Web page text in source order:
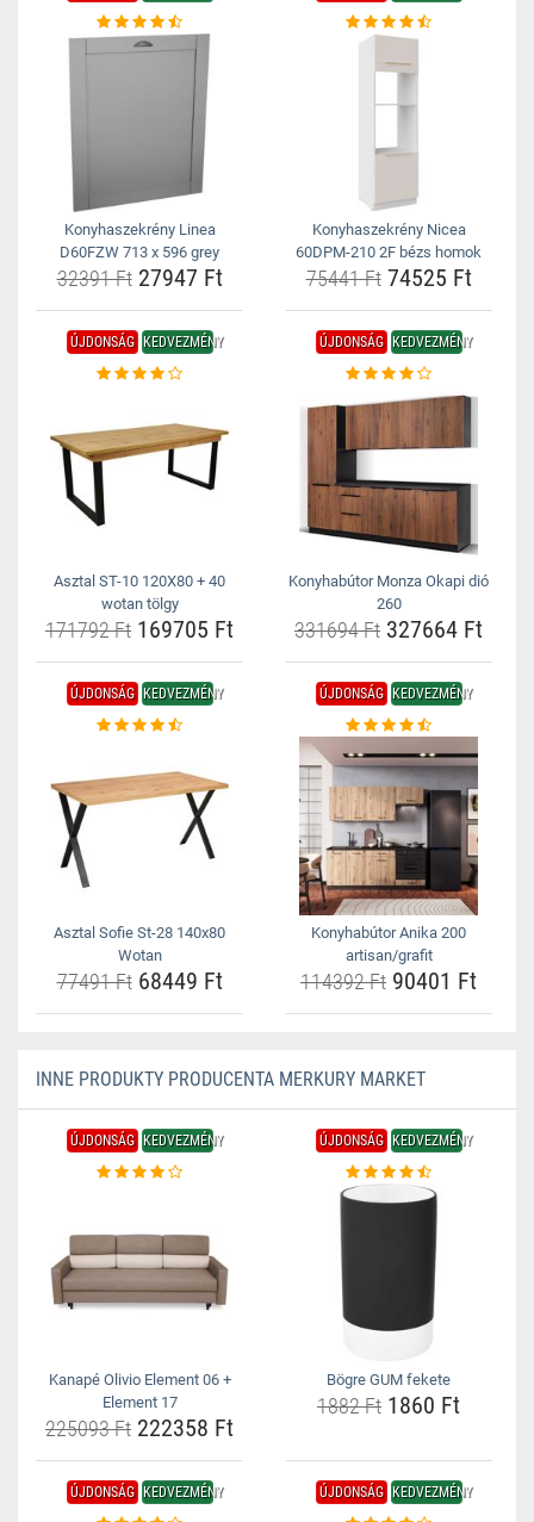
Konyhaszekrény Linea
D60FZW 713 x 596 grey
32391 Ft27947 Ft
Konyhaszekrény Nicea
60DPM-210 2F bézs homok
75441 Ft74525 Ft
ÚJDONSÁG KEDVEZMÉNY
Asztal ST-10 120X80 + 40
wotan tölgy
171792 Ft 169705 Ft
ÚJDONSÁG KEDVEZMÉNY
Konyhabútor Monza Okapi dió
260
331694 Ft 327664 Ft
ÚJDONSÁG KEDVEZMÉNY
Asztal Sofie St-28 140x80
Wotan
77491 Ft68449 Ft
ÚJDONSÁG KEDVEZMÉNY
Konyhabútor Anika 200
artisan/grafit
114392 Ft 90401 Ft
INNE PRODUKTY PRODUCENTA MERKURY MARKET
ÚJDONSÁG KEDVEZMÉNY
Kanapé Olivio Element 06 +
Element 17
225093 Ft 222358 Ft
ÚJDONSÁG KEDVEZMÉNY
Bögre GUM fekete
1882 Ft 1860 Ft
ÚJDONSÁG KEDVEZMÉNY ÚJDONSÁG KEDVEZMÉNY